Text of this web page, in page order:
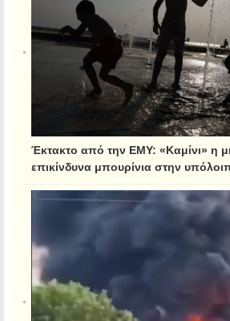
Έκτακτο από την ΕΜΥ: «Καμίνι» η
επικίνδυνα μπουρίνια στην